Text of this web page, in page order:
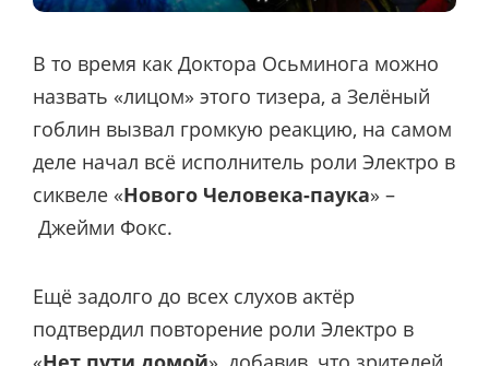
В то время как Доктора Осьминога можно
назвать «лицом» этого тизера, а Зелёный
гоблин вызвал громкую реакцию, на самом
деле начал всё исполнитель роли Электро в
сиквеле «Нового Человека-паука» –
Джейми Фокс.
Ещё задолго до всех слухов актёр
подтвердил повторение роли Электро в